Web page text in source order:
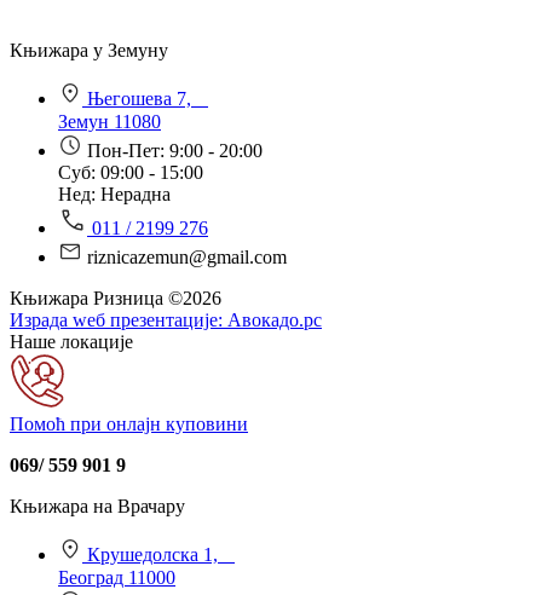
Књижара у Земуну
Његошева 7,
Земун 11080
Пон-Пет: 9:00 - 20:00
Суб: 09:00 - 15:00
Нед: Нерадна
011 / 2199 276
riznicazemun@gmail.com
Књижара Ризница ©️2026
Израда wеб презентације: Авокадо.рс
Наше локације
Помоћ при онлајн куповини
069/ 559 901 9
Књижара на Врачару
Крушедолска 1,
Београд 11000